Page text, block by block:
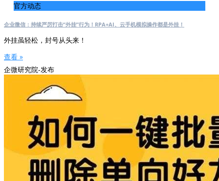
官方动态
企业微信：持续严厉打击“外挂”行为！RPA+AI、云手机模拟操作都是外挂！
外挂虽轻松，封号从头来！
查看 »
企微研究院-发布